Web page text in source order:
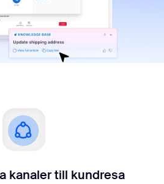
kanaler till kundresa